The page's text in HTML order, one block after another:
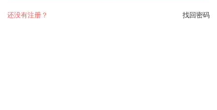
找回密码
还没有注册？